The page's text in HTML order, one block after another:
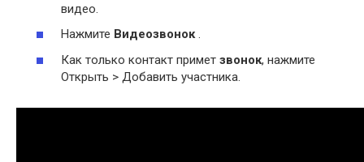
видео.
Нажмите Видеозвонок.
Как только контакт примет звонок, нажмите
Открыть > Добавить участника.